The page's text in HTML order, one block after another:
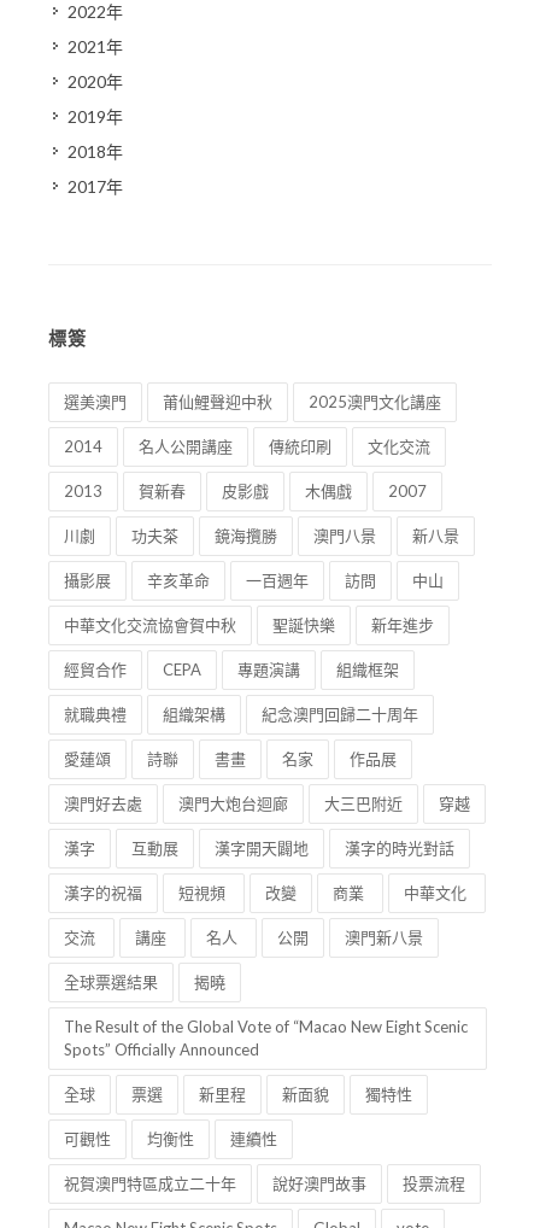
2022年
2021年
2020年
2019年
2018年
2017年
標簽
選美澳門 莆仙鯉聲迎中秋 2025澳門文化講座
2014 名人公開講座 傳統印刷 文化交流
2013 賀新春 皮影戲 木偶戲 2007
川劇 功夫茶 鏡海攬勝 澳門八景 新八景
攝影展 辛亥革命 一百週年 訪問 中山
中華文化交流協會賀中秋 聖誕快樂 新年進步
經貿合作 CEPA 專題演講 組織框架
就職典禮 組織架構 紀念澳門回歸二十周年
愛蓮頌 詩聯 書畫 名家 作品展
澳門好去處 澳門大炮台迴廊 大三巴附近 穿越
漢字 互動展 漢字開天闢地 漢字的時光對話
漢字的祝福 短視頻 改變 商業 中華文化
交流 講座 名人 公開 澳門新八景
全球票選結果 揭曉
The Result of the Global Vote of “Macao New Eight Scenic
Spots” Officially Announced
全球 票選 新里程 新面貌 獨特性
可觀性 均衡性 連續性
祝賀澳門特區成立二十年 說好澳門故事 投票流程